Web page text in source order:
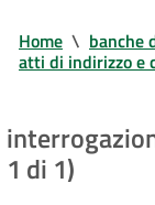
Home \ banche
atti di indirizzo e
1 di 1)